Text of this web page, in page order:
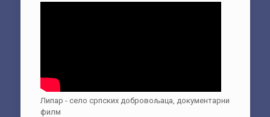
Липар - село српских добровољаца, документарни
филм